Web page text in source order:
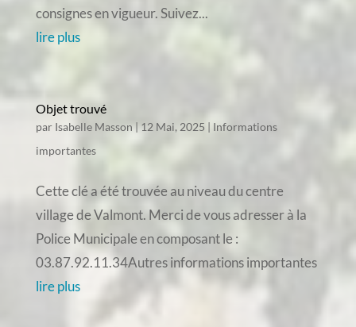
consignes en vigueur. Suivez...
lire plus
Objet trouvé
par Isabelle Masson| 12 Mai, 2025 | Informations
importantes
Cette clé a été trouvée au niveau du centre
village de Valmont. Merci de vous adresser à la
Police Municipale en composant le :
03.87.92.11.34Autres informations importantes
lire plus